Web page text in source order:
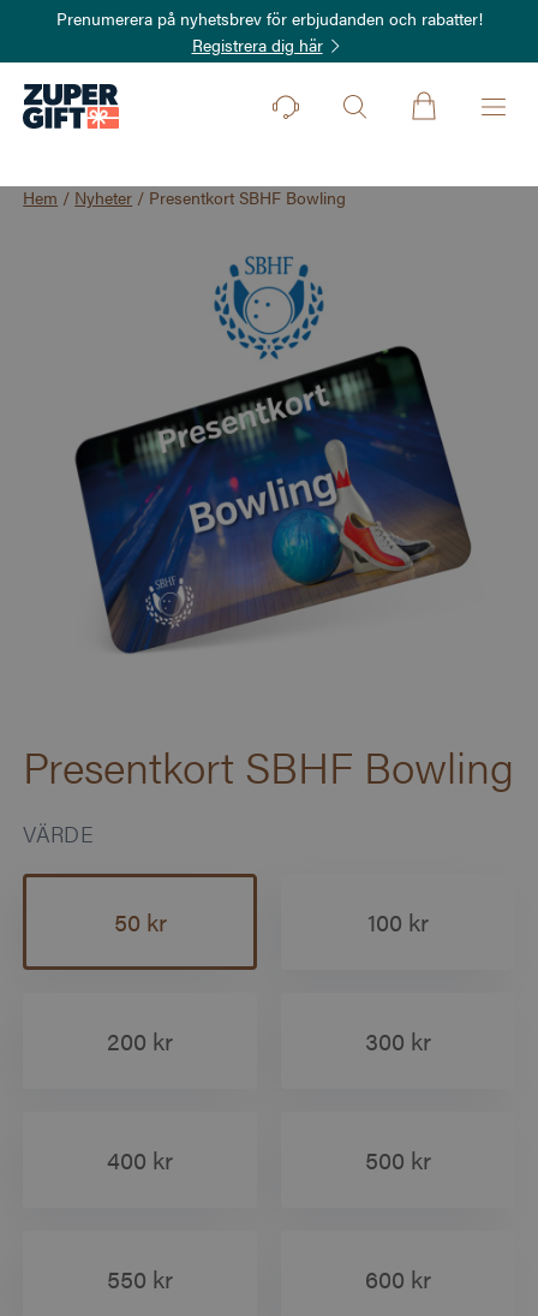
Prenumerera på nyhetsbrev för erbjudanden och rabatter!
Registrera dig här
Hem / Nyheter / Presentkort SBHF Bowling
Presentkort SBHF Bowling
VÄRDE
50 kr 100 kr
200 kr 300 kr
400 kr 500 kr
550 kr 600 kr